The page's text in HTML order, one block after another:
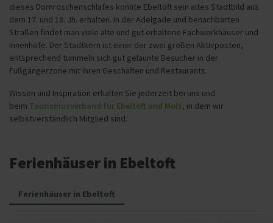
dieses Dornröschenschlafes konnte Ebeltoft sein altes Stadtbild aus
dem 17. und 18. Jh. erhalten. In der Adelgade und benachbarten
Straßen findet man viele alte und gut erhaltene Fachwerkhäuser und
Innenhöfe. Der Stadtkern ist einer der zwei großen Aktivposten,
entsprechend tummeln sich gut gelaunte Besucher in der
Fußgängerzone mit ihren Geschäften und Restaurants.
Wissen und Inspiration erhalten Sie jederzeit bei uns und
beim Tourismusverband für Ebeltoft und Mols, in dem wir
selbstverständlich Mitglied sind.
Ferienhäuser in Ebeltoft
Ferienhäuser in Ebeltoft